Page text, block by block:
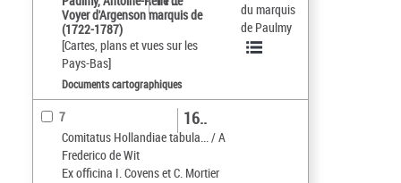
Voyer d'Argenson marquis de
(1722-1787)
[Cartes, plans et vues sur les
Pays-Bas]
Documents cartographiques
du marquis
de Paulmy
7
Comitatus Hollandiae tabula... / A
Frederico de Wit
Ex officina I. Covens et C. Mortier
16..